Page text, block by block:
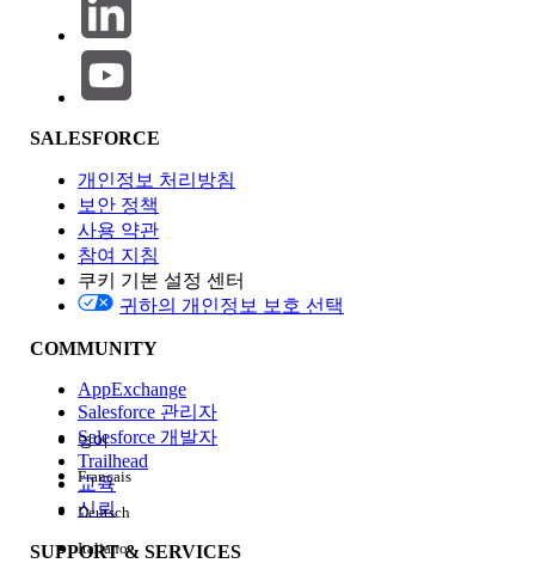
기능 영향
Edition
경험
SALESFORCE
개인정보 처리방침
보안 정책
사용 약관
참여 지침
쿠키 기본 설정 센터
귀하의 개인정보 보호 선택
COMMUNITY
AppExchange
Salesforce 관리자
Salesforce 개발자
Trailhead
교육
신뢰
SUPPORT & SERVICES
영어
Français
Deutsch
Italiano